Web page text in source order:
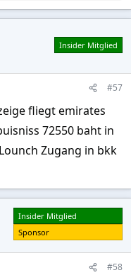
Insider Mitglied
#57
fliegt emirates
72550 baht in
Zugang in bkk
Insider Mitglied
Sponsor
#58